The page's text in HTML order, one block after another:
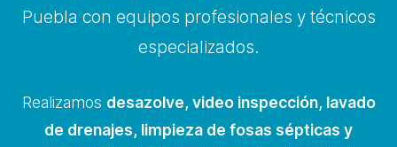
Puebla con equipos profesionales y técnicos
especializados.
Realizamos desazolve, video inspección, lavado
de drenajes, limpieza de fosas sépticas y